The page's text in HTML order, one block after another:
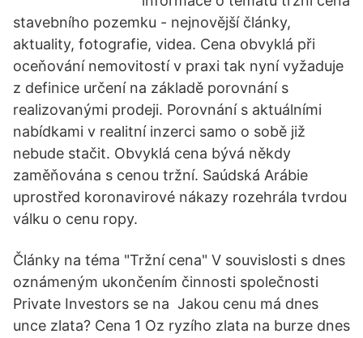
stavebního pozemku - nejnovější články,
aktuality, fotografie, videa. Cena obvyklá při
oceňování nemovitostí v praxi tak nyní vyžaduje
z definice určení na základě porovnání s
realizovanými prodeji. Porovnání s aktuálními
nabídkami v realitní inzerci samo o sobě již
nebude stačit. Obvyklá cena bývá někdy
zaměňována s cenou tržní. Saúdská Arábie
uprostřed koronavirové nákazy rozehrála tvrdou
válku o cenu ropy.
Články na téma "Tržní cena" V souvislosti s dnes
oznámeným ukončením činnosti společnosti
Private Investors se na Jakou cenu má dnes
unce zlata? Cena 1 Oz ryzího zlata na burze dnes